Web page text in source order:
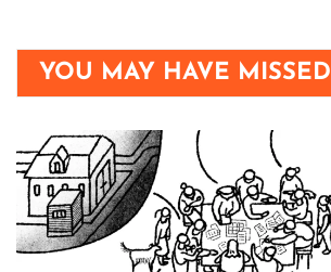
YOU MAY HAVE MISSED